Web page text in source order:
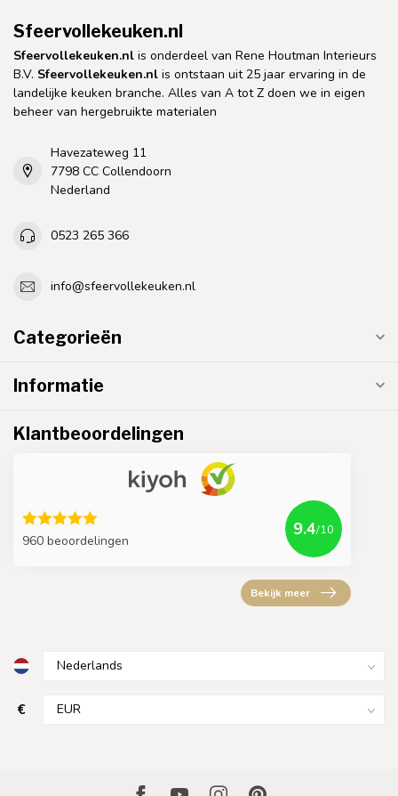
Sfeervollekeuken.nl
Sfeervollekeuken.nl is onderdeel van Rene Houtman Interieurs
B.V. Sfeervollekeuken.nl is ontstaan uit 25 jaar ervaring in de
landelijke keuken branche. Alles van A tot Z doen we in eigen
beheer van hergebruikte materialen
Havezateweg 11
7798 CC Collendoorn
Nederland
0523 265 366
info@sfeervollekeuken.nl
Categorieën
Informatie
Klantbeoordelingen
960 beoordelingen
9.4/10
Bekijk meer
€